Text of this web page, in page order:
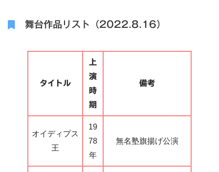
舞台作品リスト（2022.8.16）
タイトル
上
演
時
期
備考
オイディプス
王
19
78
年
無名塾旗揚げ公演